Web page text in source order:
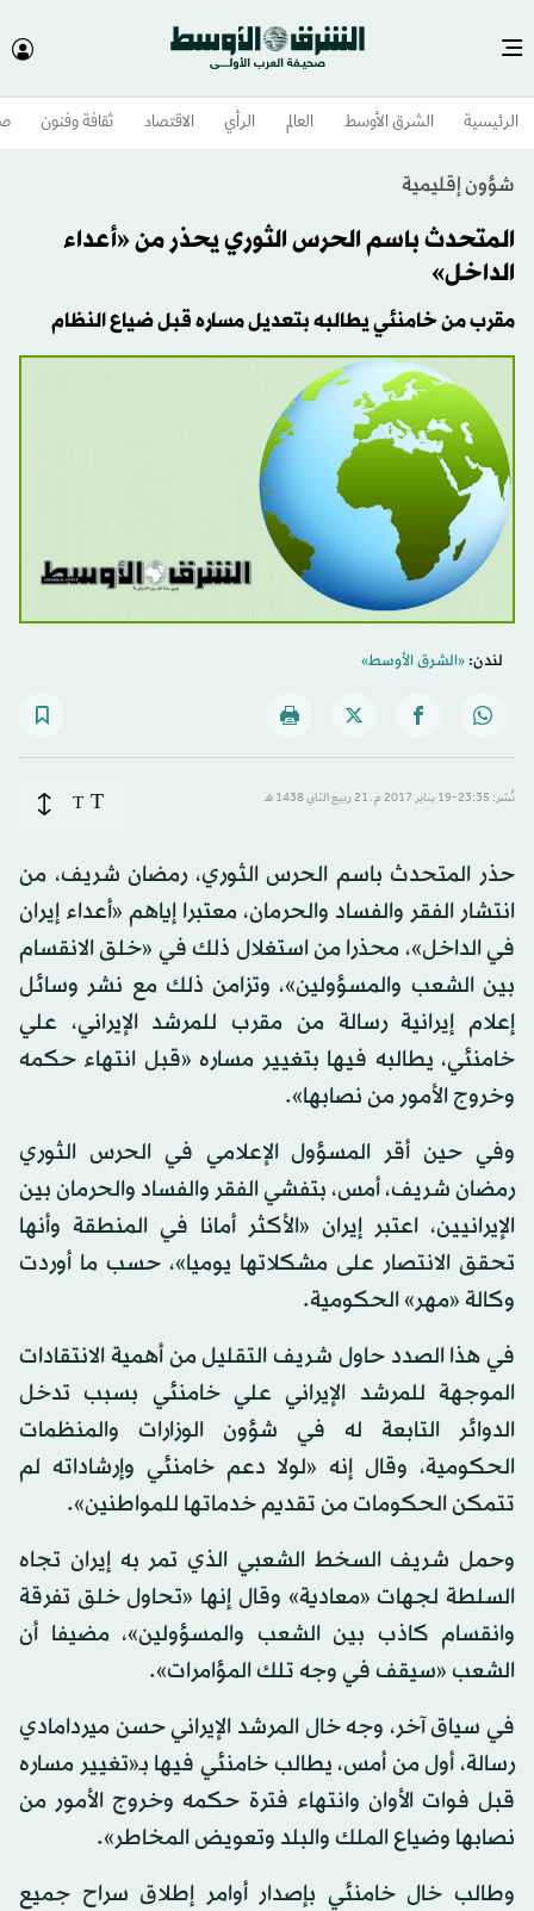
الرئيسية الشرق الأوسط​ العالم الرأي الاقتصاد ثقافة وفنون
شؤون إقليمية
المتحدث باسم الحرس الثوري يحذر من «أعداء
الداخل»
مقرب من خامنئي يطالبه بتعديل مساره قبل ضياع النظام
لندن:«الشرق الأوسط»
نُشر: 23:35-19 يناير 2017 م ـ 21 ربيع الثاني 1438 هـ T
T
حذر المتحدث باسم الحرس الثوري، رمضان شريف، من
انتشار الفقر والفساد والحرمان، معتبرا إياهم «أعداء إيران
في الداخل»، محذرا من استغلال ذلك في «خلق الانقسام
بين الشعب والمسؤولين»، وتزامن ذلك مع نشر وسائل
إعلام إيرانية رسالة من مقرب للمرشد الإيراني، علي
خامنئي، يطالبه فيها بتغيير مساره «قبل انتهاء حكمه
وخروج الأمور من نصابها».
وفي حين أقر المسؤول الإعلامي في الحرس الثوري
رمضان شريف، أمس، بتفشي الفقر والفساد والحرمان بين
الإيرانيين، اعتبر إيران «الأكثر أمانا في المنطقة وأنها
تحقق الانتصار على مشكلاتها يوميا»، حسب ما أوردت
وكالة «مهر» الحكومية.
في هذا الصدد حاول شريف التقليل من أهمية الانتقادات
الموجهة للمرشد الإيراني علي خامنئي بسبب تدخل
الدوائر التابعة له في شؤون الوزارات والمنظمات
الحكومية، وقال إنه «لولا دعم خامنئي وإرشاداته لم
تتمكن الحكومات من تقديم خدماتها للمواطنين».
وحمل شريف السخط الشعبي الذي تمر به إيران تجاه
السلطة لجهات «معادية» وقال إنها «تحاول خلق تفرقة
وانقسام كاذب بين الشعب والمسؤولين»، مضيفا أن
الشعب «سيقف في وجه تلك المؤامرات».
في سياق آخر، وجه خال المرشد الإيراني حسن ميردامادي
رسالة، أول من أمس، يطالب خامنئي فيها بـ«تغيير مساره
قبل فوات الأوان وانتهاء فترة حكمه وخروج الأمور من
نصابها وضياع الملك والبلد وتعويض المخاطر».
وطالب خال خامنئي بإصدار أوامر إطلاق سراح جميع